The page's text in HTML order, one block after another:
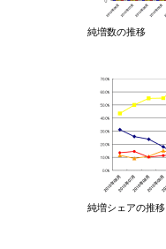
純増数の推移
純増シェアの推移